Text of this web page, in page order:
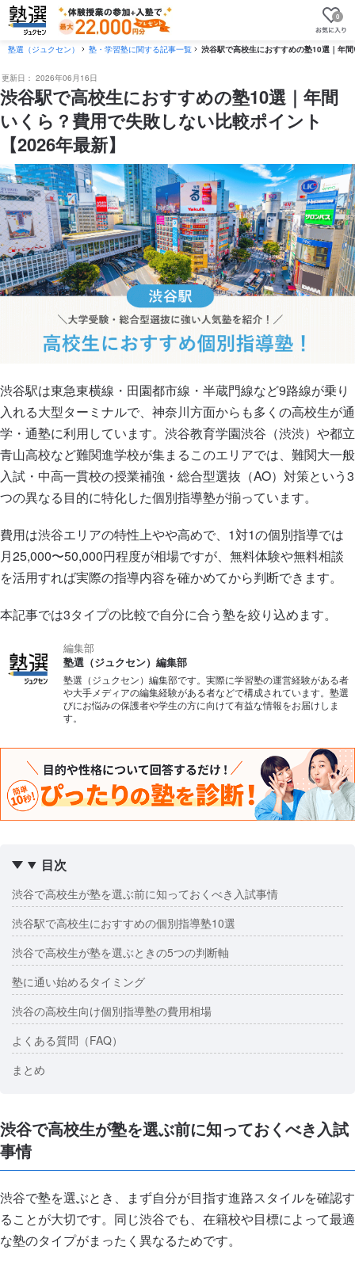
0
塾選（ジュクセン） 塾・学習塾に関する記事一覧 渋谷駅で高校生におすすめの塾10選｜年
更新日： 2026年06月16日
渋谷駅で高校生におすすめの塾10選｜年間
いくら？費用で失敗しない比較ポイント
【2026年最新】
渋谷駅は東急東横線・田園都市線・半蔵門線など9路線が乗り
入れる大型ターミナルで、神奈川方面からも多くの高校生が通
学・通塾に利用しています。渋谷教育学園渋谷（渋渋）や都立
青山高校など難関進学校が集まるこのエリアでは、難関大一般
入試・中高一貫校の授業補強・総合型選抜（AO）対策という3
つの異なる目的に特化した個別指導塾が揃っています。
費用は渋谷エリアの特性上やや高めで、1対1の個別指導では
月25,000〜50,000円程度が相場ですが、無料体験や無料相談
を活用すれば実際の指導内容を確かめてから判断できます。
本記事では3タイプの比較で自分に合う塾を絞り込めます。
編集部
塾選（ジュクセン）編集部
塾選（ジュクセン）編集部です。実際に学習塾の運営経験がある者
や大手メディアの編集経験がある者などで構成されています。塾選
びにお悩みの保護者や学生の方に向けて有益な情報をお届けしま
す。
目次
渋谷で高校生が塾を選ぶ前に知っておくべき入試事情
渋谷駅で高校生におすすめの個別指導塾10選
渋谷で高校生が塾を選ぶときの5つの判断軸
塾に通い始めるタイミング
渋谷の高校生向け個別指導塾の費用相場
よくある質問（FAQ）
まとめ
渋谷で高校生が塾を選ぶ前に知っておくべき入試
事情
渋谷で塾を選ぶとき、まず自分が目指す進路スタイルを確認す
ることが大切です。同じ渋谷でも、在籍校や目標によって最適
な塾のタイプがまったく異なるためです。